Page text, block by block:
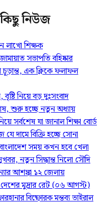
নিউজ
লাখো শিক্ষক
সভাপতি বহিষ্কার
এক ক্লিকে ফলাফল
নিয়ে বড় দুঃসংবাদ
শুরু হচ্ছে নতুন অধ্যায়
সর্বশেষ যা জানাল শিক্ষা বোর্ড
দামে বিক্রি হচ্ছে সোনা
সময় কখন হবে খেলা
নতুন সিদ্ধান্ত নিলো সৌদি
আশঙ্কা ১২ জেলায়
মুদ্রার রেট (০৬ আগস্ট)
বিষ্ফোরক মন্তব্য ভাইরাল